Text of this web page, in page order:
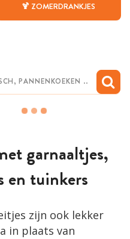
🍹 ZOMERDRANKJES
garnaaltjes,
en tuinkers
zijn ook lekker
in plaats van